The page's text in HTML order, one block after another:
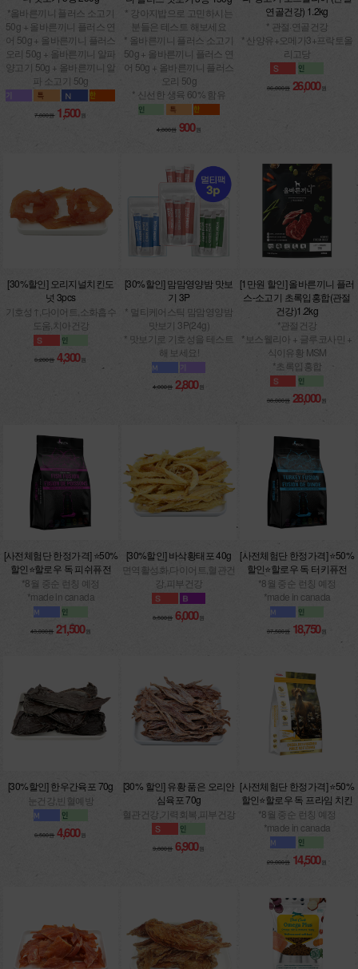
*올바른끼니 플러스 소고기
50g + 올바른끼니 플러스 연
어 50g + 올바른끼니 플러스
오리 50g + 올바른끼니 알파
양고기 50g + 올바른끼니 알
파 소고기 50g
7,800원 1,500 원
* 강아지밥으로 고민하시는
분들은 테스트 해보세요
* 올바른끼니 플러스 소고기
50g + 올바른끼니 플러스 연
어 50g + 올바른끼니 플러스
오리 50g
* 신선한 생육 60% 함유
4,800원 900원
연골건강) 1.2kg
* 관절·연골건강
* 산양유+오메가3+프락토올
리고당
36,000원 26,000 원
[30%할인] 오리지널치킨도
넛 3pcs
기호성↑,다이어트,소화흡수
도움,치아건강
6,200원 4,300 원
[30%할인] 맘맘영양밤 맛보
기 3P
* 멀티케어스틱 맘맘영양밤
맛보기 3P(24g)
* 맛보기로 기호성을 테스트
해 보세요!
4,000원 2,800 원
[1만원 할인] 올바른끼니 플러
스-소고기 초록입홍합(관절
건강)1.2kg
*관절건강
*보스웰리아 + 글루코사민 +
식이유황 MSM
*초록입홍합
38,000원 28,000 원
[사전체험단 한정가격] ⭐50%
할인⭐할로우 독 피쉬퓨전
*8월 중순 런칭 예정
*made in canada
43,000원 21,500원
[30%할인] 바삭황태포 40g
면역활성화,다이어트,혈관건
강,피부건강
8,500원 6,000 원
[사전체험단 한정가격] ⭐50%
할인⭐할로우 독 터키퓨전
*8월 중순 런칭 예정
*made in canada
37,500원 18,750 원
[30%할인] 한우간육포 70g
눈건강,빈혈예방
6,500원 4,600 원
[30% 할인] 유황 품은 오리안
심육포 70g
혈관건강,기력회복,피부건강
9,800원 6,900 원
[사전체험단 한정가격] ⭐50%
할인⭐할로우 독 프라임 치킨
*8월 중순 런칭 예정
*made in canada
29,000원 14,500 원